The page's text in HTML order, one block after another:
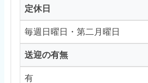
定休日
毎週日曜日・第二月曜日
送迎の有無
有